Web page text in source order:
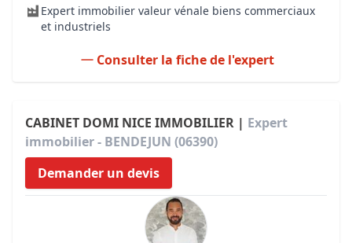
Expert immobilier valeur vénale biens commerciaux
et industriels
Consulter la fiche de l'expert
CABINET DOMI NICE IMMOBILIER | Expert
immobilier - BENDEJUN (06390)
Demander un devis